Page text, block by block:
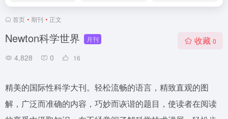
首页 • 期刊 • 正文
Newton科学世界 月刊
4,828 0 16
收藏 0
精美的国际性科学大刊。轻松流畅的语言，精致直观的图
解，广泛而准确的内容，巧妙而诙谐的题目，使读者在阅读